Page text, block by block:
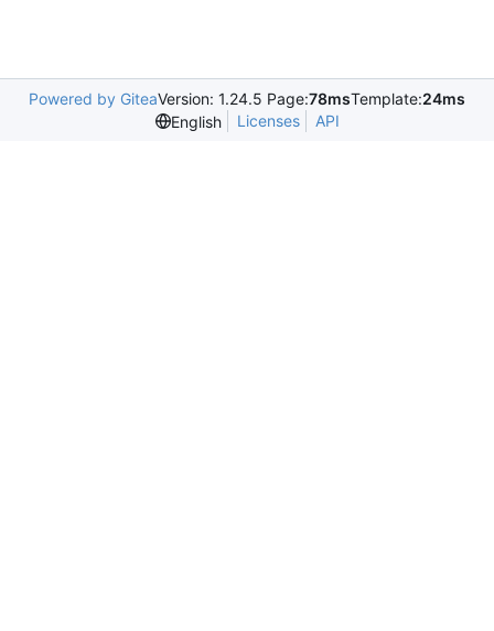
Powered by GiteaVersion: 1.24.5 Page:78msTemplate:24ms
English
Licenses API